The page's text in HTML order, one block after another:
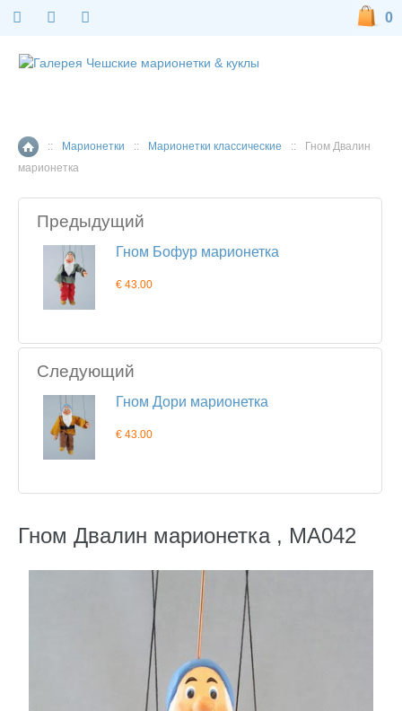
Главная страница
:: Марионетки :: Марионетки классические ::
Гном Двалин
марионетка
Предыдущий
Гном Бофур марионетка
€ 43.00
Следующий
Гном Дори марионетка
€ 43.00
Гном Двалин марионетка , MA042
0